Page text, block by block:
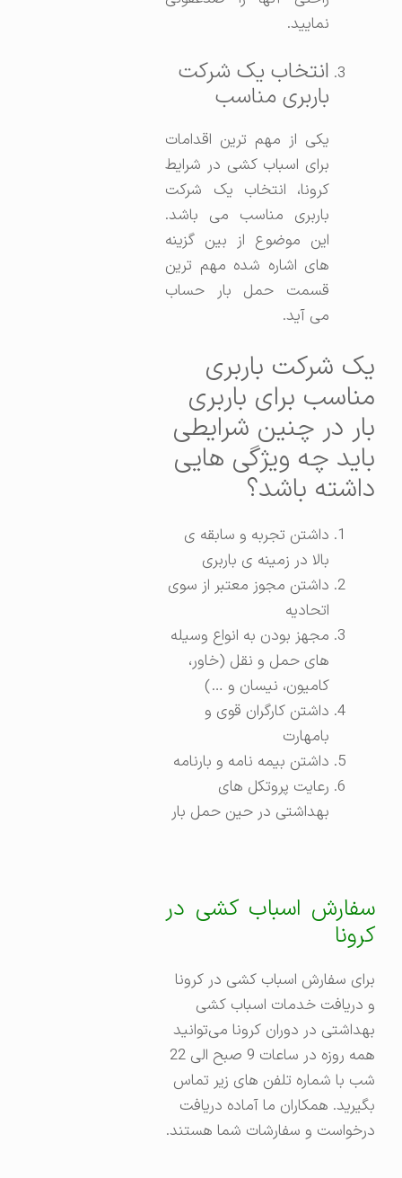
نمایید.
انتخاب یک شرکت
باربری مناسب
یکی از مهم ترین اقدامات
برای اسباب کشی در شرایط
کرونا، انتخاب یک شرکت
باربری مناسب می باشد.
این موضوع از بین گزینه
های اشاره شده مهم ترین
قسمت حمل بار حساب
می آید.
یک شرکت باربری
مناسب برای باربری
بار در چنین شرایطی
باید چه ویژگی هایی
داشته باشد؟
داشتن تجربه و سابقه ی
بالا در زمینه ی باربری
داشتن مجوز معتبر از سوی
اتحادیه
مجهز بودن به انواع وسیله
های حمل و نقل (خاور،
کامیون، نیسان و …)
داشتن کارگران قوی و
بامهارت
داشتن بیمه نامه و بارنامه
رعایت پروتکل های
بهداشتی در حین حمل بار
سفارش اسباب کشی در
کرونا
برای سفارش اسباب کشی در کرونا
و دریافت خدمات اسباب کشی
بهداشتی در دوران کرونا می‌توانید
همه روزه در ساعات 9 صبح الی 22
شب با شماره تلفن های زیر تماس
بگیرید. همکاران ما آماده دریافت
درخواست و سفارشات شما هستند.